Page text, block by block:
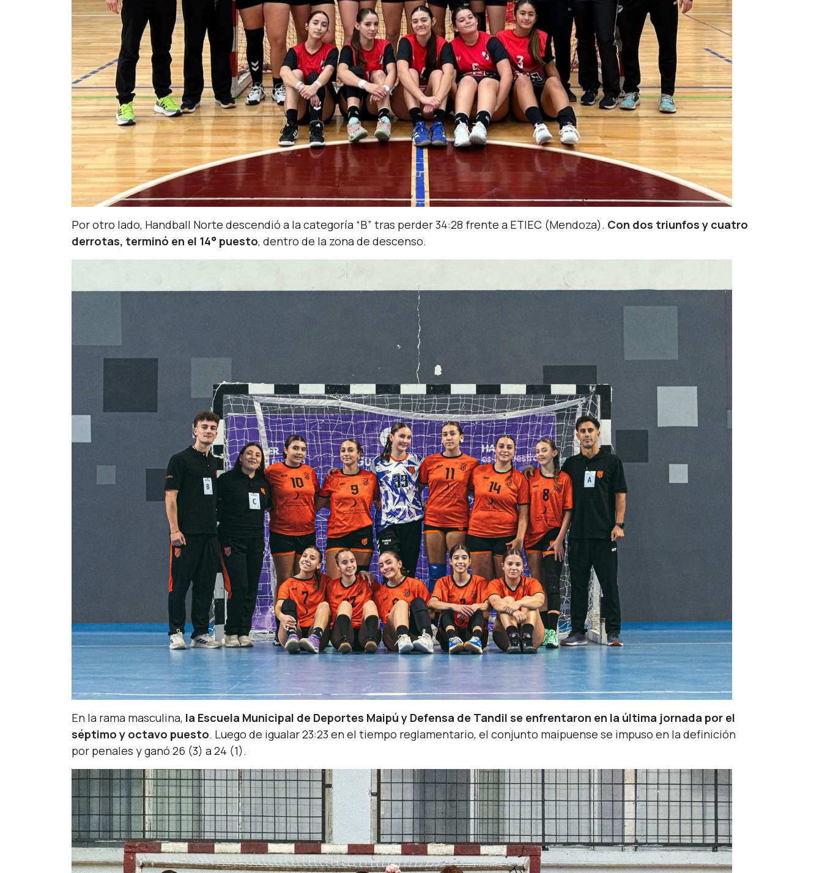
Por otro lado, Handball Norte descendió a la categoría “B” tras perder 34:28 frente a ETIEC (Mendoza). Con dos triunfos y cuatro
derrotas, terminó en el 14° puesto, dentro de la zona de descenso.
En la rama masculina, la Escuela Municipal de Deportes Maipú y Defensa de Tandil se enfrentaron en la última jornada por el
séptimo y octavo puesto. Luego de igualar 23:23 en el tiempo reglamentario, el conjunto maipuense se impuso en la definición
por penales y ganó 26 (3) a 24 (1).